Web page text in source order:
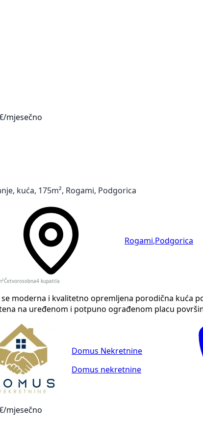
/mjesečno
kuća, 175m², Rogami, Podgorica
Rogami, Podgorica
Četvorosobna4 kupatila
se moderna i kvalitetno opremljena porodična kuća
na uređenom i potpuno ograđenom placu
Domus Nekretnine
Domus nekretnine
/mjesečno